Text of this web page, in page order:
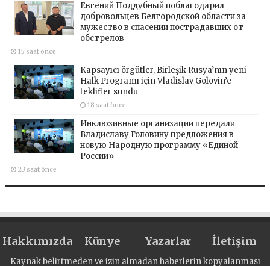
Евгений Поддубный поблагодарил
добровольцев Белгородской области за
мужество в спасении пострадавших от
обстрелов
15 saat önce
Kapsayıcı örgütler, Birleşik Rusya’nın yeni
Halk Programı için Vladislav Golovin’e
teklifler sundu
18 saat önce
Инклюзивные организации передали
Владиславу Головину предложения в
новую Народную программу «Единой
России»
23 saat önce
Hakkımızda Künye Yazarlar İletişim
Kaynak belirtmeden ve izin almadan haberlerin kopyalanması